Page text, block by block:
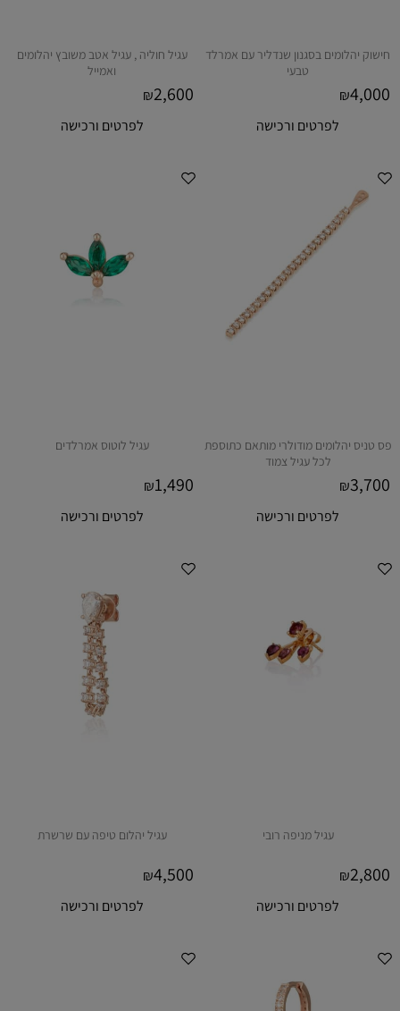
חישוק יהלומים בסגנון שנדליר עם אמרלד
טבעי
₪4,000
לפרטים ורכישה
עגיל חוליה , עגיל אטב משובץ יהלומים
ואמייל
₪2,600
לפרטים ורכישה
פס טניס יהלומים מודולרי מותאם כתוספת
לכל עגיל צמוד
₪3,700
לפרטים ורכישה
עגיל לוטוס אמרלדים
₪1,490
לפרטים ורכישה
עגיל מניפה רובי
₪2,800
לפרטים ורכישה
עגיל יהלום טיפה עם שרשרת
₪4,500
לפרטים ורכישה